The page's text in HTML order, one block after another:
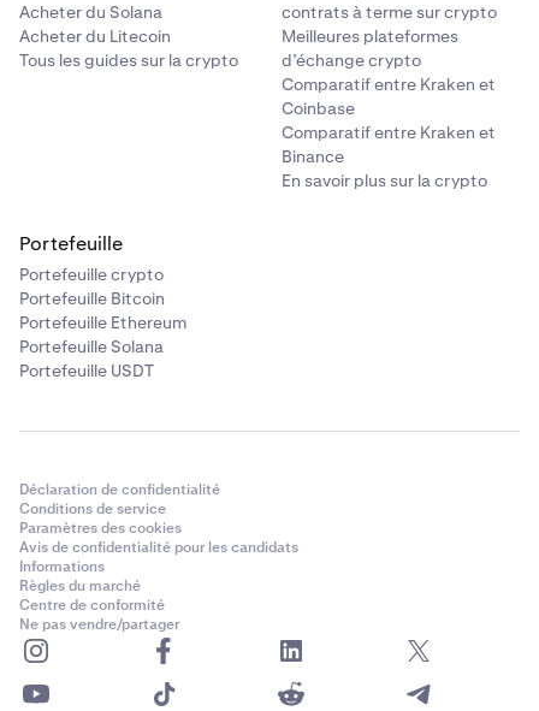
Acheter du Solana
Acheter du Litecoin
Tous les guides sur la crypto
contrats à terme sur crypto
Meilleures plateformes
d’échange crypto
Comparatif entre Kraken et
Coinbase
Comparatif entre Kraken et
Binance
En savoir plus sur la crypto
Portefeuille
Portefeuille crypto
Portefeuille Bitcoin
Portefeuille Ethereum
Portefeuille Solana
Portefeuille USDT
Déclaration de confidentialité
Conditions de service
Paramètres des cookies
Avis de confidentialité pour les candidats
Informations
Règles du marché
Centre de conformité
Ne pas vendre/partager